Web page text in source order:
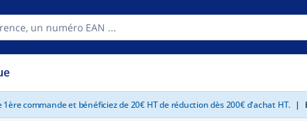
commande et bénéficiez de 20€ HT de réduction dès 200€ d'achat HT. |